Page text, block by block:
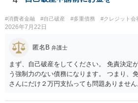
#消費者金融 #自己破産 #多重債務 #クレジット会
2026年7月22日
匿名B 弁護士
まず、自己破産をしてください。 免責決定
う強制力のない債務になります。 つまり、
さんにだけ２万円支払っても問題ありません